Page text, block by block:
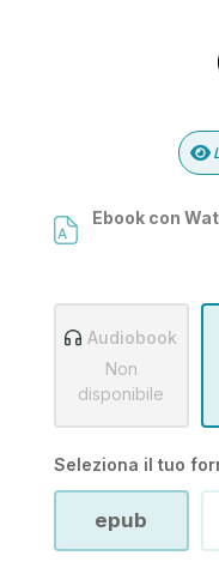
Ebook con
Audiobook
Non
disponibile
Seleziona il tuo
epub